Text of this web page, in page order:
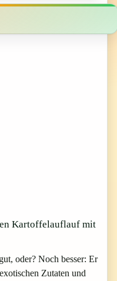
Kartoffelauflauf mit
oder? Noch besser: Er
Zutaten und